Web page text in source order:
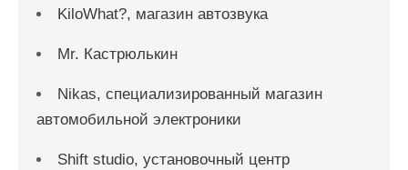
KiloWhat?, магазин автозвука
Mr. Кастрюлькин
Nikas, специализированный магазин
автомобильной электроники
Shift studio, установочный центр